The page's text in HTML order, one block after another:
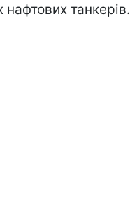
нафтових танкерів.